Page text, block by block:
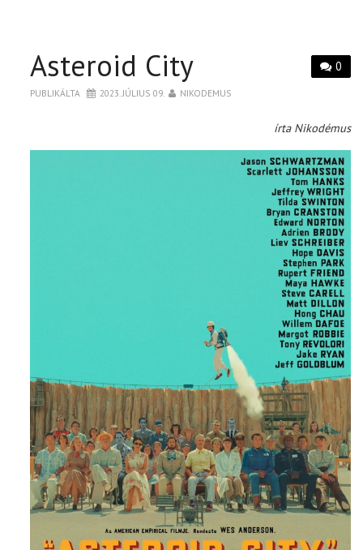
0
Asteroid City
PUBLIKÁLTA 2023. JÚLIUS 09. NIKODEMUS
írta Nikodémus